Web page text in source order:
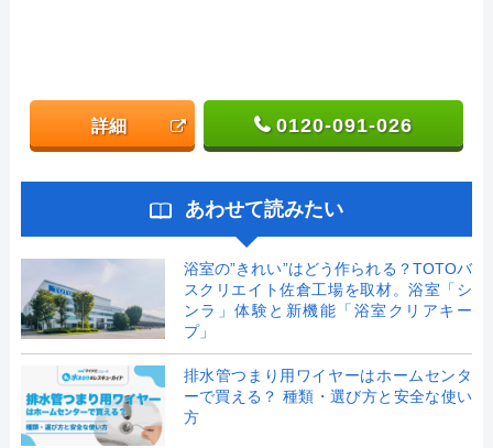
詳細 0120-091-026
あわせて読みたい
浴室の”きれい”はどう作られる？TOTOバ
スクリエイト佐倉工場を取材。浴室「シ
ンラ」体験と新機能「浴室クリアキー
プ」
排水管つまり用ワイヤーはホームセンタ
ーで買える？ 種類・選び方と安全な使い
方